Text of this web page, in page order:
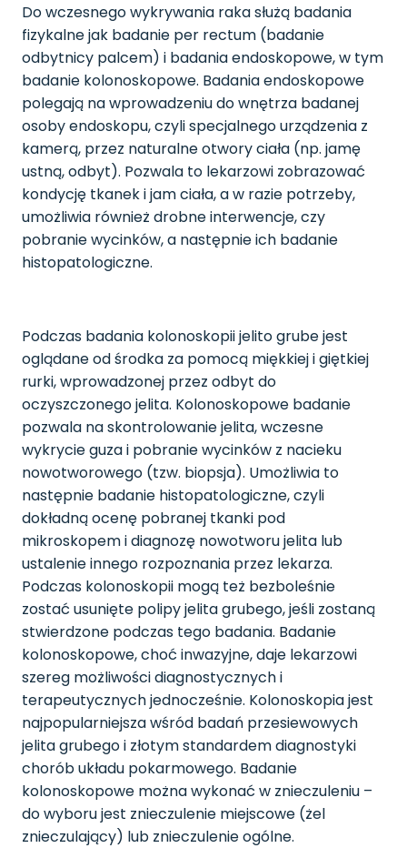
Do wczesnego wykrywania raka służą badania
fizykalne jak badanie per rectum (badanie
odbytnicy palcem) i badania endoskopowe, w tym
badanie kolonoskopowe. Badania endoskopowe
polegają na wprowadzeniu do wnętrza badanej
osoby endoskopu, czyli specjalnego urządzenia z
kamerą, przez naturalne otwory ciała (np. jamę
ustną, odbyt). Pozwala to lekarzowi zobrazować
kondycję tkanek i jam ciała, a w razie potrzeby,
umożliwia również drobne interwencje, czy
pobranie wycinków, a następnie ich badanie
histopatologiczne.
Podczas badania kolonoskopii jelito grube jest
oglądane od środka za pomocą miękkiej i giętkiej
rurki, wprowadzonej przez odbyt do
oczyszczonego jelita. Kolonoskopowe badanie
pozwala na skontrolowanie jelita, wczesne
wykrycie guza i pobranie wycinków z nacieku
nowotworowego (tzw. biopsja). Umożliwia to
następnie badanie histopatologiczne, czyli
dokładną ocenę pobranej tkanki pod
mikroskopem i diagnozę nowotworu jelita lub
ustalenie innego rozpoznania przez lekarza.
Podczas kolonoskopii mogą też bezboleśnie
zostać usunięte polipy jelita grubego, jeśli zostaną
stwierdzone podczas tego badania. Badanie
kolonoskopowe, choć inwazyjne, daje lekarzowi
szereg możliwości diagnostycznych i
terapeutycznych jednocześnie. Kolonoskopia jest
najpopularniejsza wśród badań przesiewowych
jelita grubego i złotym standardem diagnostyki
chorób układu pokarmowego. Badanie
kolonoskopowe można wykonać w znieczuleniu –
do wyboru jest znieczulenie miejscowe (żel
znieczulający) lub znieczulenie ogólne.